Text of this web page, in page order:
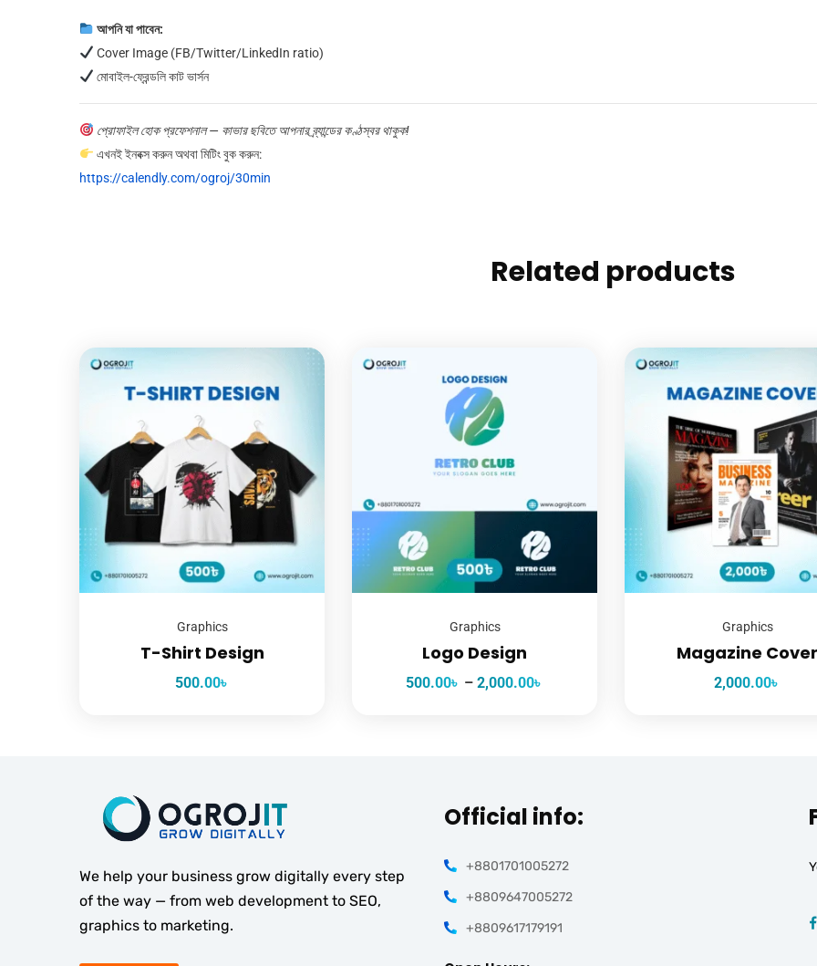
আপনি যা পাবেন:
Cover Image (FB/Twitter/LinkedIn ratio)
মোবাইল-ফ্রেন্ডলি কাট ভার্সন
প্রোফাইল হোক প্রফেশনাল — কাভার ছবিতে আপনার ব্র্যান্ডের কণ্ঠস্বর থাকুক!
এখনই ইনবক্স করুন অথবা মিটিং বুক করুন:
https://calendly.com/ogroj/30min
Related products
Graphics
T-Shirt Design
500.00৳
Graphics
Logo Design
500.00৳ – 2,000.00৳
Graphics
Magazine Cover
2,000.00৳
We help your business grow digitally every step
of the way — from web development to SEO,
graphics to marketing.
Official info:
+8801701005272
+8809647005272
+8809617179191